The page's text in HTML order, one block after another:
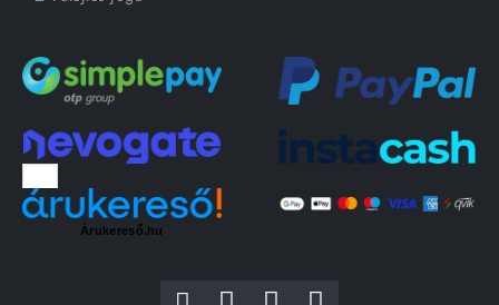
Árukereső.hu